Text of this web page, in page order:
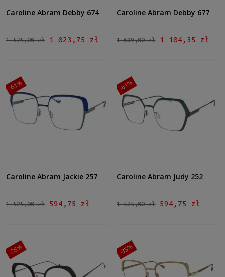
Caroline Abram Debby 674
1 575,00 zł 1 023,75 zł
Caroline Abram Debby 677
1 699,00 zł 1 104,35 zł
Caroline Abram Jackie 257
1 525,00 zł 594,75 zł
-61%
Caroline Abram Judy 252
1 525,00 zł 594,75 zł
-61%
-35% -35%